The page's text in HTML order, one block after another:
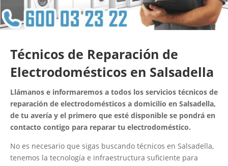
Técnicos de Reparación de
Electrodomésticos en Salsadella
Llámanos e informaremos a todos los servicios técnicos de
reparación de electrodomésticos a domicilio en Salsadella,
de tu avería y el primero que esté disponible se pondrá en
contacto contigo para reparar tu electrodoméstico.
No es necesario que sigas buscando técnicos en Salsadella,
tenemos la tecnología e infraestructura suficiente para